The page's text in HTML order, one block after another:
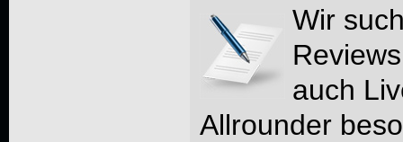
Wir
auch
Allrounder